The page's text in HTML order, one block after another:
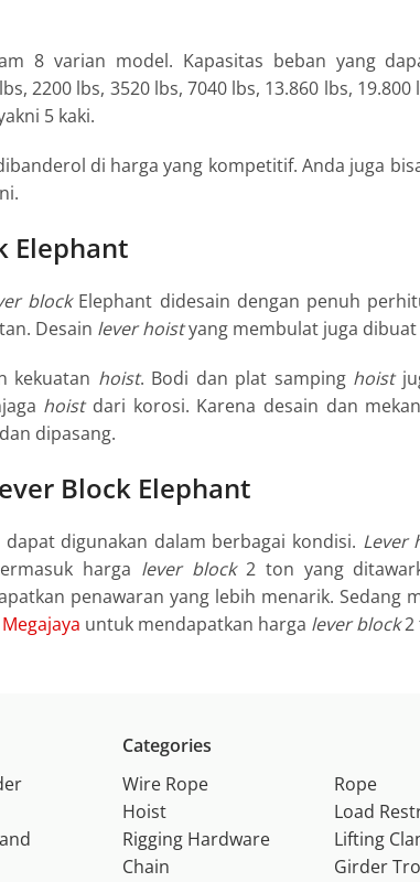
8 varian model. Kapasitas beban yang
2200 lbs, 3520 lbs, 7040 lbs, 13.860 lbs,
5 kaki.
di harga yang kompetitif. Anda juga
Elephant
blockElephant didesain dengan penuh
Desain lever hoistyang membulat juga
kekuatan hoist. Bodi dan plat samping hoist
hoistdari korosi. Karena desain dan
dipasang.
Block Elephant
digunakan dalam berbagai kondisi. Lever
harga lever block2 ton yang
penawaran yang lebih menarik. Sedang
Megajaya untuk mendapatkan harga lever block2
Categories
Wire Rope
Hoist
Rigging Hardware
Chain
Rope
Load
Lifting
Girder